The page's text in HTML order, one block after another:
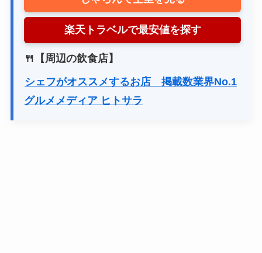
楽天トラベルで最安値を探す
🍴【周辺の飲食店】
シェフがオススメするお店 掲載数業界No.1
グルメメディア ヒトサラ